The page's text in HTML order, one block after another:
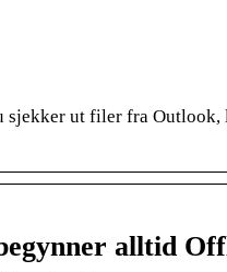
ut filer fra
alltid